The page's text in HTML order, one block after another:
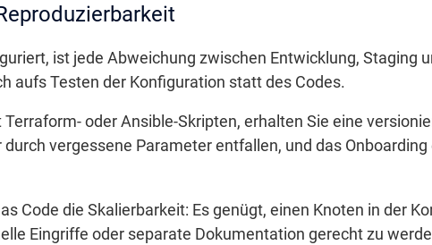
ist jede Abweichung zwischen Entwicklung, Staging
aufs Testen der Konfiguration statt des Codes.
oder Ansible-Skripten, erhalten Sie eine
vergessene Parameter entfallen, und das
Code die Skalierbarkeit: Es genügt, einen Knoten in der
Eingriffe oder separate Dokumentation gerecht zu